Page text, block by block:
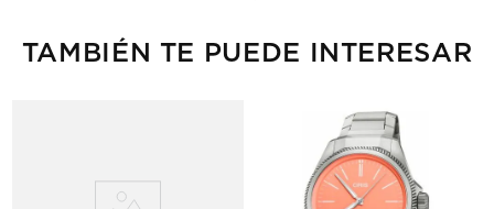
TAMBIÉN TE PUEDE INTERESAR